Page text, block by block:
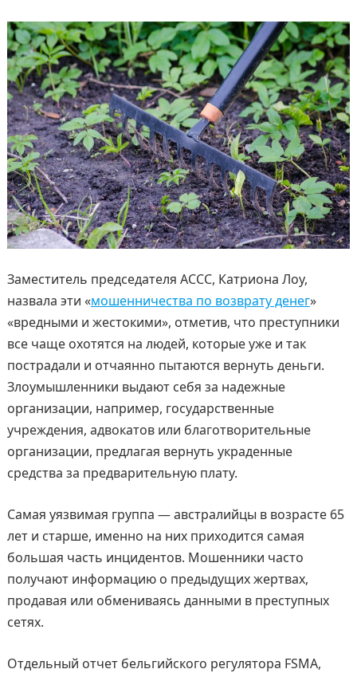
Заместитель председателя ACCC, Катриона Лоу,
назвала эти «мошенничества по возврату денег»
«вредными и жестокими», отметив, что преступники
все чаще охотятся на людей, которые уже и так
пострадали и отчаянно пытаются вернуть деньги.
Злоумышленники выдают себя за надежные
организации, например, государственные
учреждения, адвокатов или благотворительные
организации, предлагая вернуть украденные
средства за предварительную плату.
Самая уязвимая группа — австралийцы в возрасте 65
лет и старше, именно на них приходится самая
большая часть инцидентов. Мошенники часто
получают информацию о предыдущих жертвах,
продавая или обмениваясь данными в преступных
сетях.
Отдельный отчет бельгийского регулятора FSMA,